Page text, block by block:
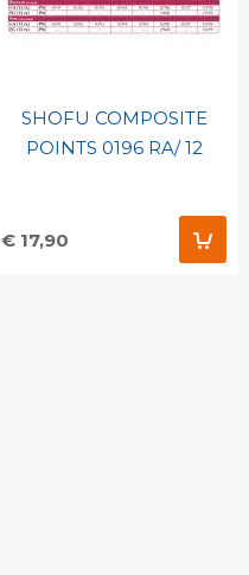
SHOFU COMPOSITE
POINTS 0196 RA/ 12
€ 17,90